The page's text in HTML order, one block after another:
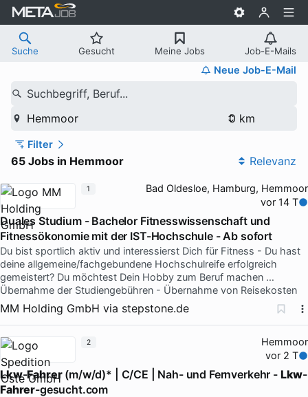
Suche Gesucht Meine Jobs Job-E-Mails
Neue Job-E-Mail
Suchbegriff, Beruf...
Hemmoor
Filter
65 Jobs in Hemmoor Relevanz
Bad Oldesloe, Hamburg, Hemmoor
vor 14 T
Duales Studium - Bachelor Fitnesswissenschaft und
Fitnessökonomie mit der IST-Hochschule - Ab sofort
Du bist sportlich aktiv und interessierst Dich für Fitness - Du hast
deine allgemeine/fachgebundene Hochschulreife erfolgreich
gemeistert? Du möchtest Dein Hobby zum Beruf machen …
Übernahme der Studiengebühren - Übernahme von Reisekosten
MM Holding GmbH via stepstone.de
1
Hemmoor
vor 2 T
Lkw-Fahrer(m/w/d)* | C/CE | Nah- und Fernverkehr - Lkw-
Fahrer-gesucht.com
2